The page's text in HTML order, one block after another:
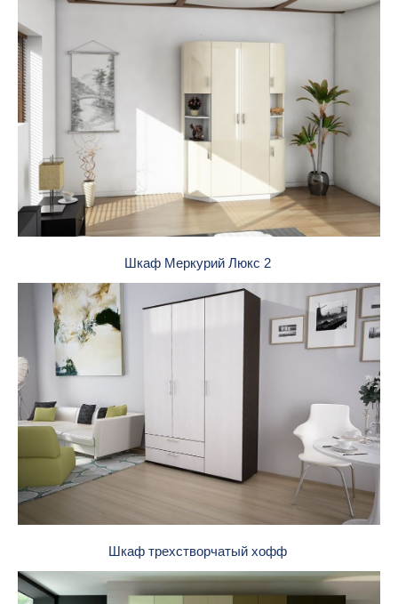
Шкаф Меркурий Люкс 2
Шкаф трехстворчатый хофф